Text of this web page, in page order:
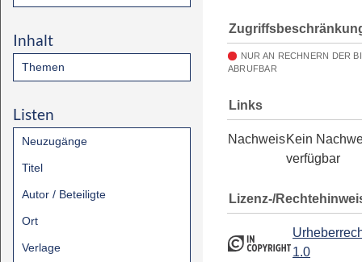
Inhalt
Themen
Listen
Neuzugänge
Titel
Autor / Beteiligte
Ort
Verlage
NUR AN RECHNERN DER
ABRUFBAR
Links
NachweisKein
verfügbar
Lizenz-/
1.0